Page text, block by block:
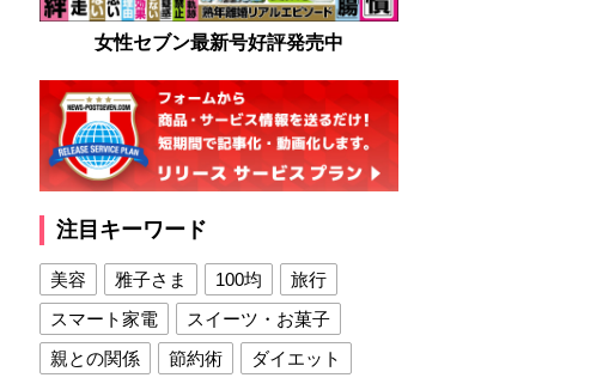
女性セブン最新号好評発売中
注目キーワード
美容 雅子さま 100均
旅行
スマート家電
スイーツ・お菓子
親との関係
節約術
ダイエット